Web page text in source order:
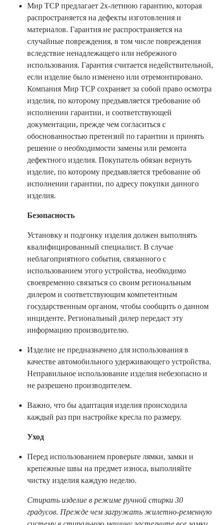
Мир ТСР предлагает 2х-летнюю гарантию, которая
распространяется на дефекты изготовления и
материалов. Гарантия не распространяется на
случайные повреждения, в том числе повреждения
вследствие ненадлежащего или небрежного
использования. Гарантия считается недействительной,
если изделие было изменено или отремонтировано.
Компания Мир ТСР сохраняет за собой право осмотра
изделия, по которому предъявляется требование об
исполнении гарантии, и соответствующей
документации, прежде чем согласиться с
обоснованностью претензий по гарантии и принять
решение о необходимости замены или ремонта
дефектного изделия. Покупатель обязан вернуть
изделие, по которому предъявляется требование об
исполнении гарантии, по адресу покупки данного
изделия.
Безопасность
Установку и подгонку изделия должен выполнять
квалифицированный специалист. В случае
неблагоприятного события, связанного с
использованием этого устройства, необходимо
своевременно связаться со своим региональным
дилером и соответствующим компетентным
государственным органом, чтобы сообщить о данном
инциденте. Региональный дилер передаст эту
информацию производителю.
Изделие не предназначено для использования в
качестве автомобильного удерживающего устройства.
Неправильное использование изделия небезопасно и
не разрешено производителем.
Важно, что бы адаптация изделия происходила
каждый раз при настройке кресла по размеру.
Уход
Перед использованием проверьте лямки, замки и
крепежные швы на предмет износа, выполняйте
чистку изделия каждую неделю.
Стирать изделие в режиме ручной стирки 30
градусов. Прежде чем загружать жилетно-ременную